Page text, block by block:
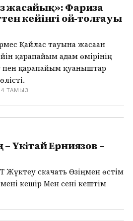
жасайық»: Фариза
кейінгі ой-толғауы
Қайлас тауына жасаған
қарапайым адам өмірінің
пен қарапайым қуаныштар
ТАМЫЗ
Үкітай Ерниязов –
скачать Өзіңмен өстім
кешір Мен сені кештім